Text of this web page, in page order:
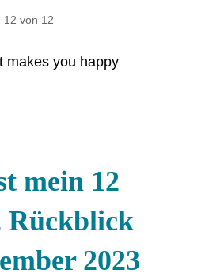
12 von 12
mein 12
Rückblick
2023